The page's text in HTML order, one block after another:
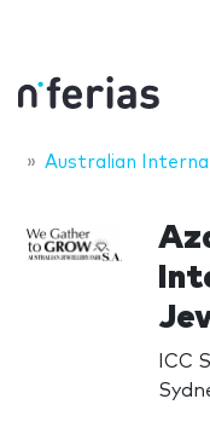
Australian
ICC